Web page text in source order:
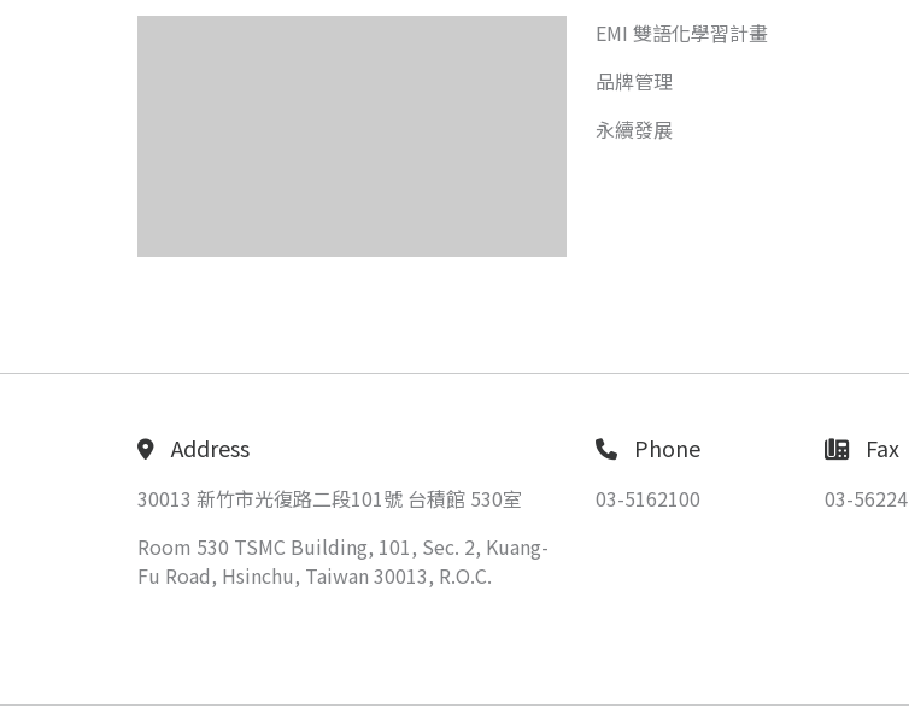
EMI 雙語化學習計畫
品牌管理
永續發展
Address
30013 新竹市光復路二段101號 台積館 530室
Room 530 TSMC Building, 101, Sec. 2, Kuang-
Fu Road, Hsinchu, Taiwan 30013, R.O.C.
Phone
03-5162100
Fax
03-